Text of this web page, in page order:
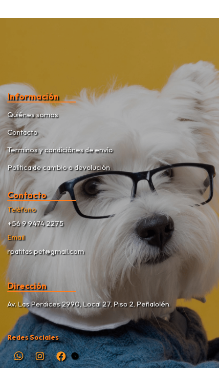
Información
Quiénes somos
Contacto
Terminos y condiciónes de envío
Política de cambio o devolución
Contacto
Teléfono
+56 9 9474 2275
Email
rpatitas.pet@gmail.com
Dirección
Av. Las Perdices 2990, Local 27, Piso 2, Peñalolén.
Redes Sociales